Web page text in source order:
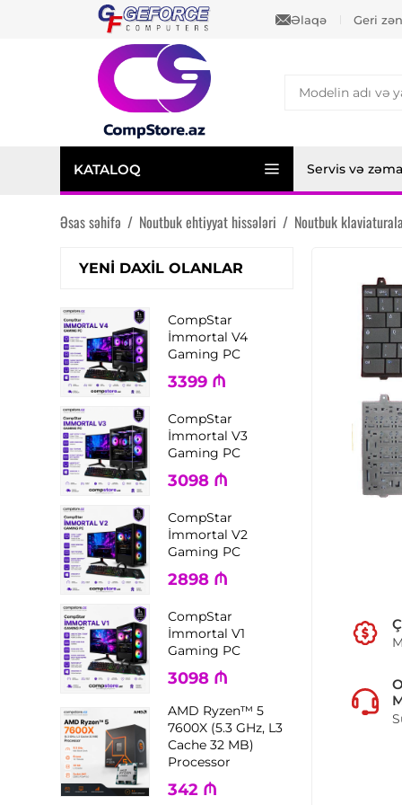
Əlaqə Geri
KATALOQ Servis və
Əsas səhifə / Noutbuk ehtiyyat hissələri / Noutbuk
YENI DAXIL OLANLAR
CompStar
İmmortal V4
Gaming PC
3399 ₼
CompStar
İmmortal V3
Gaming PC
3098 ₼
CompStar
İmmortal V2
Gaming PC
2898 ₼
CompStar
İmmortal V1
Gaming PC
3098 ₼
AMD Ryzen™ 5
7600X (5.3 GHz, L3
Cache 32 MB)
Processor
342 ₼